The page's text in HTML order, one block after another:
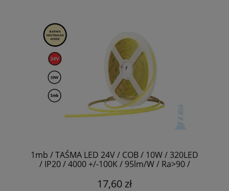
1mb / TAŚMA LED 24V / COB / 10W / 320LED
/ IP20 / 4000 +/-100K / 95lm/W / Ra>90 /
17,60 zł